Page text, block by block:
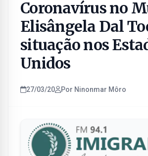
Coronavírus no
Elisângela Dal
situação nos
Unidos
27/03/20 Por Ninonmar Môro